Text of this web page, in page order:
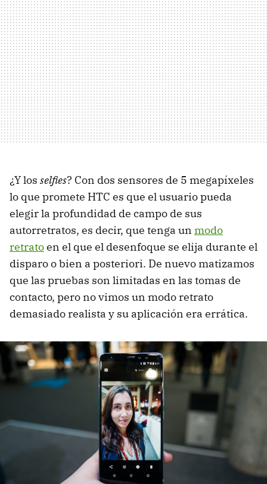
¿Y los selfies? Con dos sensores de 5 megapíxeles
lo que promete HTC es que el usuario pueda
elegir la profundidad de campo de sus
autorretratos, es decir, que tenga un modo
retratoen el que el desenfoque se elija durante el
disparo o bien a posteriori. De nuevo matizamos
que las pruebas son limitadas en las tomas de
contacto, pero no vimos un modo retrato
demasiado realista y su aplicación era errática.